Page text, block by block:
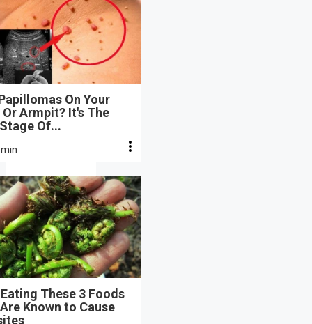
On Your
Armpit? It's The
Of...
These 3 Foods
Known to Cause